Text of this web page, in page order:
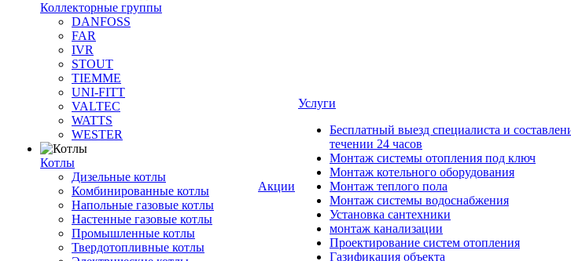
Коллекторные группы
DANFOSS
FAR
IVR
STOUT
TIEMME
UNI-FITT
VALTEC
WATTS
WESTER
Котлы
Дизельные котлы
Комбинированные котлы
Напольные газовые котлы
Настенные газовые котлы
Промышленные котлы
Твердотопливные котлы
Акции
Услуги
Бесплатный выезд специалиста и
течении 24 часов
Монтаж системы отопления под ключ
Монтаж котельного оборудования
Монтаж теплого пола
Монтаж системы водоснабжения
Установка сантехники
монтаж канализации
Проектирование систем отопления
Газификация объекта